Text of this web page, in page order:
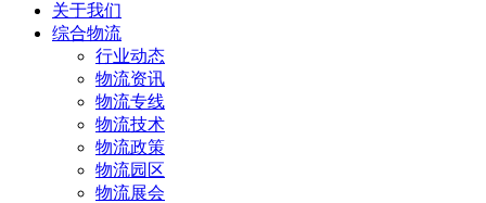
关于我们
综合物流
行业动态
物流资讯
物流专线
物流技术
物流政策
物流园区
物流展会